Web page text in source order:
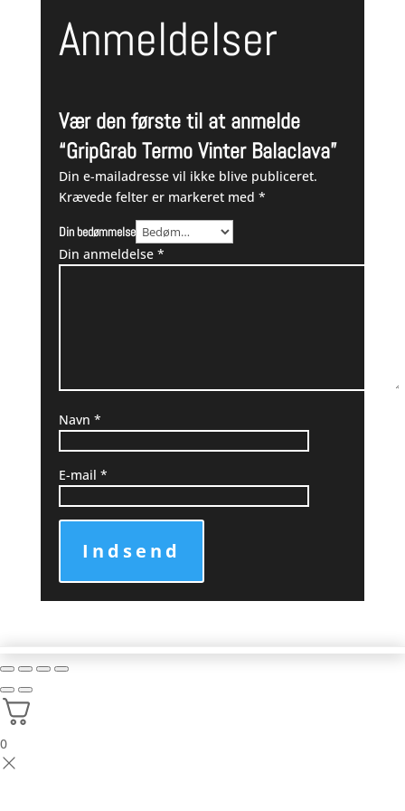
Anmeldelser
Vær den første til at anmelde
“GripGrab Termo Vinter Balaclava”
Din e-mailadresse vil ikke blive publiceret.
Krævede felter er markeret med *
Din bedømmelse
Din anmeldelse *
Navn *
E-mail *
Indsend
0